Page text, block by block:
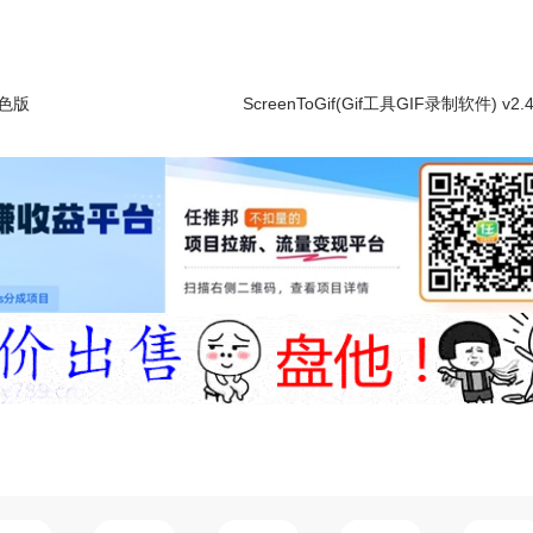
版 ScreenToGif(Gif工具GIF录制软件)